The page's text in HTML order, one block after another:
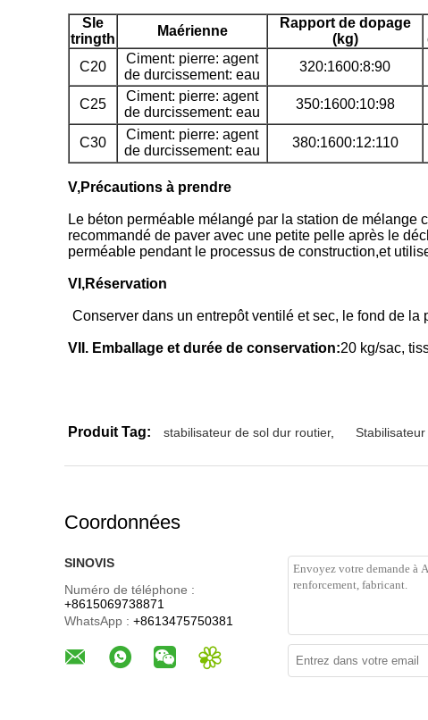
S le
tringth
Maérienne
Rapport de dopage
(kg)
C20
Ciment: pierre: agent
de durcissement: eau
320:1600:8:90
C25
Ciment: pierre: agent
de durcissement: eau
350:1600:10:98
C30
Ciment: pierre: agent
de durcissement: eau
380:1600:12:110
V,Précautions à prendre
Le béton perméable mélangé par la station de mélange
recommandé de paver avec une petite pelle après le
perméable pendant le processus de construction,et
VI,Réservation
Conserver dans un entrepôt ventilé et sec, le fond de
VII. Emballage et durée de conservation:20 kg/sac,
Produit Tag: stabilisateur de sol dur routier,
Coordonnées
SINOVIS
Numéro de téléphone :
+8615069738871
WhatsApp : +8613475750381